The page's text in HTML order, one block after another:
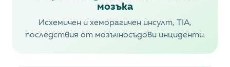
мозъка
Исхемичен и хеморагичен инсулт, TIA,
последствия от мозъчносъдови инциденти.